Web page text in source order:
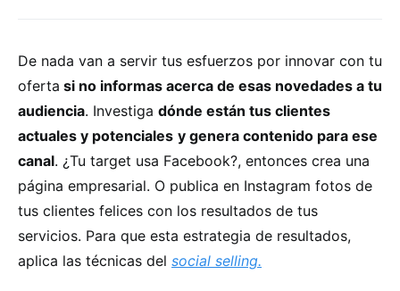
De nada van a servir tus esfuerzos por innovar con tu
oferta si no informas acerca de esas novedades a tu
audiencia. Investiga dónde están tus clientes
actuales y potenciales y genera contenido para ese
canal. ¿Tu target usa Facebook?, entonces crea una
página empresarial. O publica en Instagram fotos de
tus clientes felices con los resultados de tus
servicios. Para que esta estrategia de resultados,
aplica las técnicas del social selling.